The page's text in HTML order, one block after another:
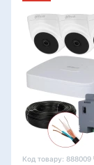
Код товару: 888009